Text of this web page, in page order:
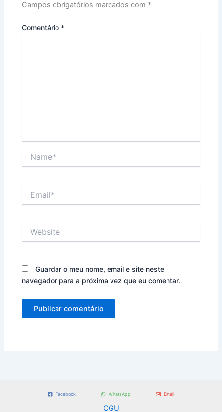
Campos obrigatórios marcados com *
Comentário *
Guardar o meu nome, email e site neste
navegador para a próxima vez que eu comentar.
Facebook WhatsApp Email
CGU